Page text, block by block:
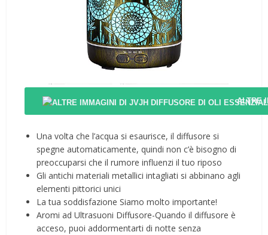
ALTRE
Una volta che l’acqua si esaurisce, il diffusore si
spegne automaticamente, quindi non c’è bisogno di
preoccuparsi che il rumore influenzi il tuo riposo
Gli antichi materiali metallici intagliati si abbinano agli
elementi pittorici unici
La tua soddisfazione Siamo molto importante!
Aromi ad Ultrasuoni Diffusore-Quando il diffusore è
acceso, puoi addormentarti di notte senza